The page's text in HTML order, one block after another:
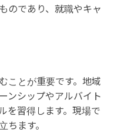
のであり、就職やキャ
ことが重要です。地域
ンシップやアルバイト
を習得します。現場で
ちます。